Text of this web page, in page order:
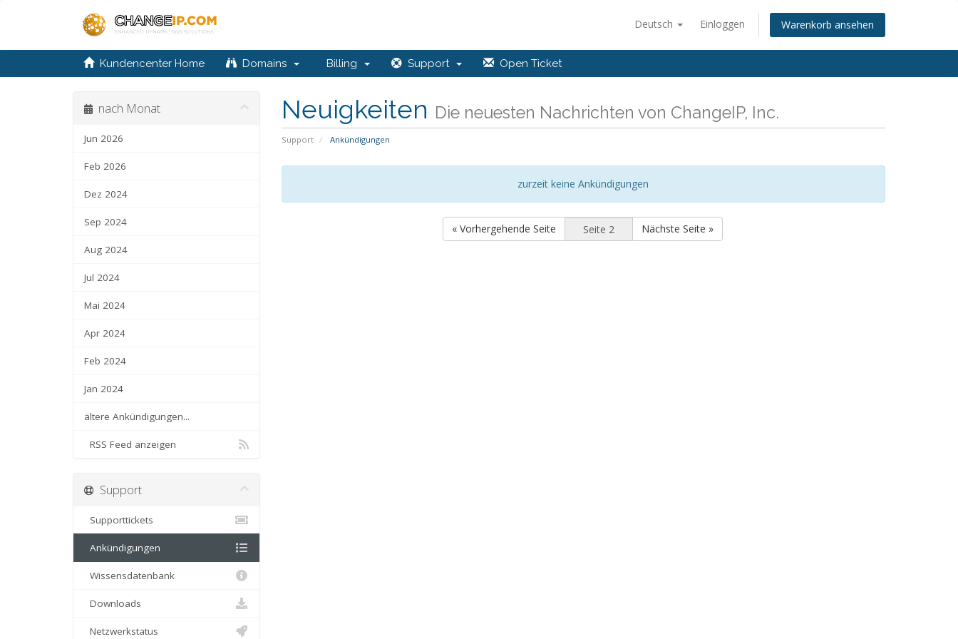
Deutsch Einloggen Warenkorb ansehen
Kundencenter Home Domains Billing Support Open Ticket
Neuigkeiten Die neuesten Nachrichten von ChangeIP, Inc.
Support Ankündigungen
nach Monat
Jun 2026
Feb 2026
Dez 2024
Sep 2024
Aug 2024
Jul 2024
Mai 2024
Apr 2024
Feb 2024
Jan 2024
ältere Ankündigungen...
RSS Feed anzeigen
zurzeit keine Ankündigungen
« Vorhergehende Seite Nächste Seite »
Support
Supporttickets
Ankündigungen
Wissensdatenbank
Downloads
Netzwerkstatus